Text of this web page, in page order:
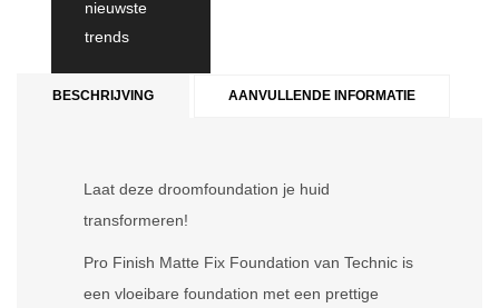
nieuwste
trends
BESCHRIJVING AANVULLENDE INFORMATIE
Laat deze droomfoundation je huid
transformeren!
Pro Finish Matte Fix Foundation van Technic is
een vloeibare foundation met een prettige